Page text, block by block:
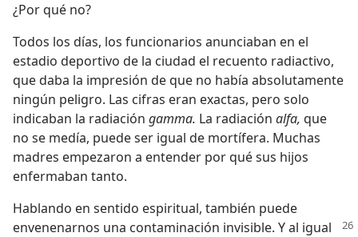
¿Por qué no?
Todos los días, los funcionarios anunciaban en el
estadio deportivo de la ciudad el recuento radiactivo,
que daba la impresión de que no había absolutamente
ningún peligro. Las cifras eran exactas, pero solo
indicaban la radiación gamma. La radiación alfa, que
no se medía, puede ser igual de mortífera. Muchas
madres empezaron a entender por qué sus hijos
enfermaban tanto.
Hablando en sentido espiritual, también puede
envenenarnos una contaminación invisible. Y al igual